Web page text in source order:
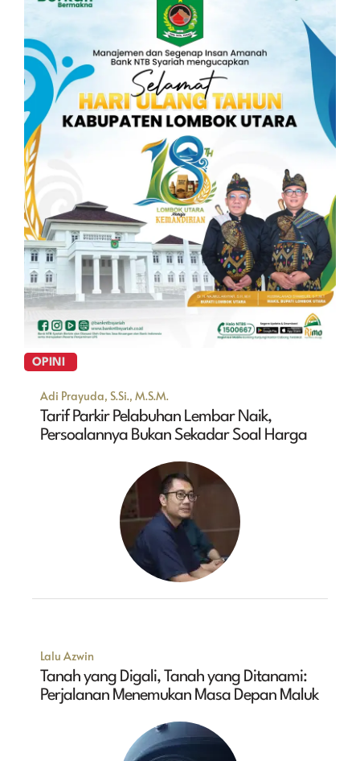
OPINI
Adi Prayuda, S.Si., M.S.M.
Tarif Parkir Pelabuhan Lembar Naik,
Persoalannya Bukan Sekadar Soal Harga
Lalu Azwin
Tanah yang Digali, Tanah yang Ditanami:
Perjalanan Menemukan Masa Depan Maluk